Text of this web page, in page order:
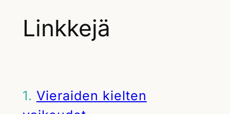
Linkkejä
1. Vieraiden kielten